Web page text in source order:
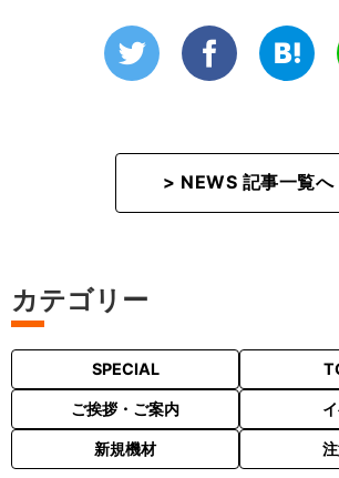
> NEWS 記事一覧へ
カテゴリー
SPECIAL
ご挨拶・ご案内
新規機材